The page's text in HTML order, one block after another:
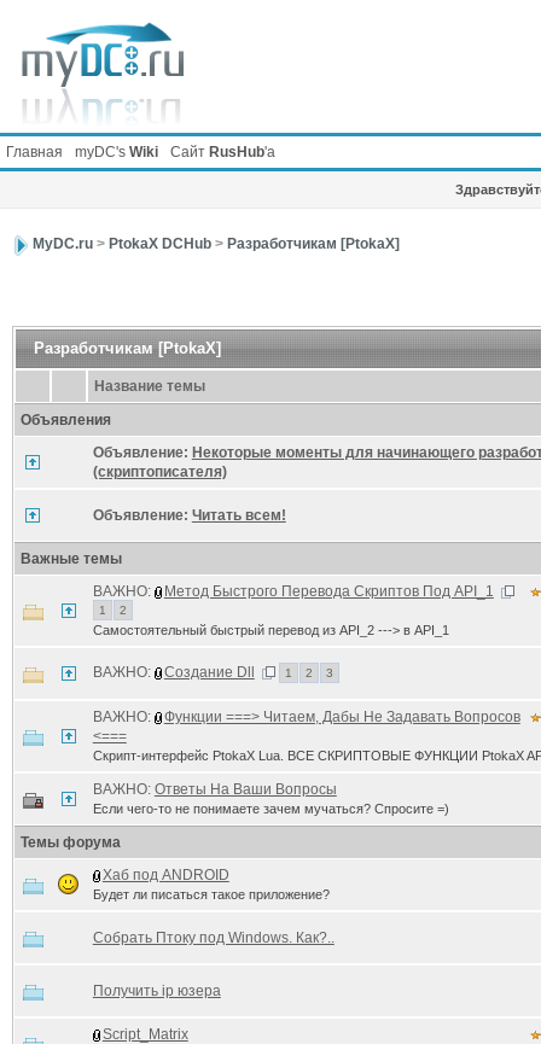
Главная myDC's Wiki Сайт RusHub'а
MyDC.ru> PtokaX DCHub> Разработчикам [PtokaX]
Разработчикам [PtokaX]
Название темы
Объявления
Объявление: Некоторые моменты для начинающего
(скриптописателя)
Объявление: Читать всем!
Важные темы
ВАЖНО:
Метод Быстрого Перевода Скриптов Под API_1
1 2
Самостоятельный быстрый перевод из API_2 ---> в API_1
ВАЖНО: Создание Dll 1 2 3
ВАЖНО:
Функции ===> Читаем, Дабы Не Задавать Вопросов
<===
Скрипт-интерфейс PtokaX Lua. ВСЕ СКРИПТОВЫЕ ФУНКЦИИ PtokaX
ВАЖНО: Ответы На Ваши Вопросы
Если чего-то не понимаете зачем мучаться? Спросите =)
Темы форума
Хаб под ANDROID
Будет ли писаться такое приложение?
Собрать Птоку под Windows. Как?..
Получить ip юзера
Script_Matrix